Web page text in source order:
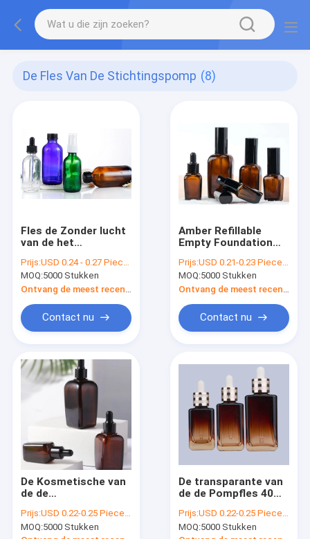
De Fles Van De Stichtingspomp (8)
Fles de Zonder lucht
van de het
50ml 100ml 200ml
met de
UVbescherming van
GLB
Prijs:USD 0.24 - 0.27 Piece/Pieces
MOQ:5000 Stukken
Contact nu
Amber Refillable
Empty Foundation
2oz
Prijs:USD 0.21-0.23 Piece/Pieces
MOQ:5000 Stukken
Contact nu
De Kosmetische van
de de
de Lotionolie Fles
zonder lucht 60ml
Prijs:USD 0.22-0.25 Piece/Pieces
MOQ:5000 Stukken
De transparante van
de de Pompfles 40ml
Glasstichting
Automaat van de de
Prijs:USD 0.22-0.25 Piece/Pieces
MOQ:5000 Stukken